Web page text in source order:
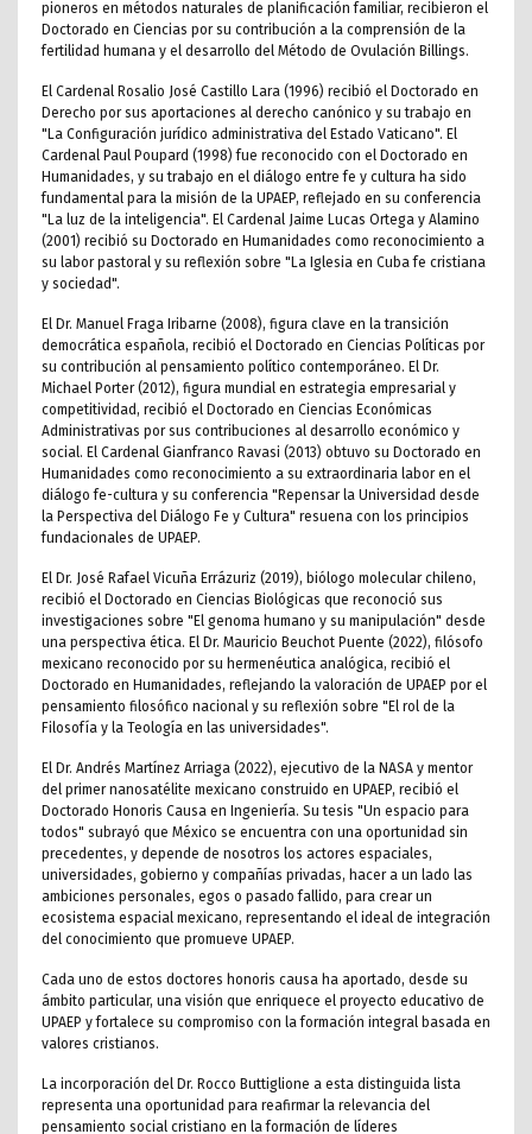
pioneros en métodos naturales de planificación familiar, recibieron el
Doctorado en Ciencias por su contribución a la comprensión de la
fertilidad humana y el desarrollo del Método de Ovulación Billings.
El Cardenal Rosalio José Castillo Lara (1996) recibió el Doctorado en
Derecho por sus aportaciones al derecho canónico y su trabajo en
"La Configuración jurídico administrativa del Estado Vaticano". El
Cardenal Paul Poupard (1998) fue reconocido con el Doctorado en
Humanidades, y su trabajo en el diálogo entre fe y cultura ha sido
fundamental para la misión de la UPAEP, reflejado en su conferencia
"La luz de la inteligencia". El Cardenal Jaime Lucas Ortega y Alamino
(2001) recibió su Doctorado en Humanidades como reconocimiento a
su labor pastoral y su reflexión sobre "La Iglesia en Cuba fe cristiana
y sociedad".
El Dr. Manuel Fraga Iribarne (2008), figura clave en la transición
democrática española, recibió el Doctorado en Ciencias Políticas por
su contribución al pensamiento político contemporáneo. El Dr.
Michael Porter (2012), figura mundial en estrategia empresarial y
competitividad, recibió el Doctorado en Ciencias Económicas
Administrativas por sus contribuciones al desarrollo económico y
social. El Cardenal Gianfranco Ravasi (2013) obtuvo su Doctorado en
Humanidades como reconocimiento a su extraordinaria labor en el
diálogo fe-cultura y su conferencia "Repensar la Universidad desde
la Perspectiva del Diálogo Fe y Cultura" resuena con los principios
fundacionales de UPAEP.
El Dr. José Rafael Vicuña Errázuriz (2019), biólogo molecular chileno,
recibió el Doctorado en Ciencias Biológicas que reconoció sus
investigaciones sobre "El genoma humano y su manipulación" desde
una perspectiva ética. El Dr. Mauricio Beuchot Puente (2022), filósofo
mexicano reconocido por su hermenéutica analógica, recibió el
Doctorado en Humanidades, reflejando la valoración de UPAEP por el
pensamiento filosófico nacional y su reflexión sobre "El rol de la
Filosofía y la Teología en las universidades".
El Dr. Andrés Martínez Arriaga (2022), ejecutivo de la NASA y mentor
del primer nanosatélite mexicano construido en UPAEP, recibió el
Doctorado Honoris Causa en Ingeniería. Su tesis "Un espacio para
todos" subrayó que México se encuentra con una oportunidad sin
precedentes, y depende de nosotros los actores espaciales,
universidades, gobierno y compañías privadas, hacer a un lado las
ambiciones personales, egos o pasado fallido, para crear un
ecosistema espacial mexicano, representando el ideal de integración
del conocimiento que promueve UPAEP.
Cada uno de estos doctores honoris causa ha aportado, desde su
ámbito particular, una visión que enriquece el proyecto educativo de
UPAEP y fortalece su compromiso con la formación integral basada en
valores cristianos.
La incorporación del Dr. Rocco Buttiglione a esta distinguida lista
representa una oportunidad para reafirmar la relevancia del
pensamiento social cristiano en la formación de líderes